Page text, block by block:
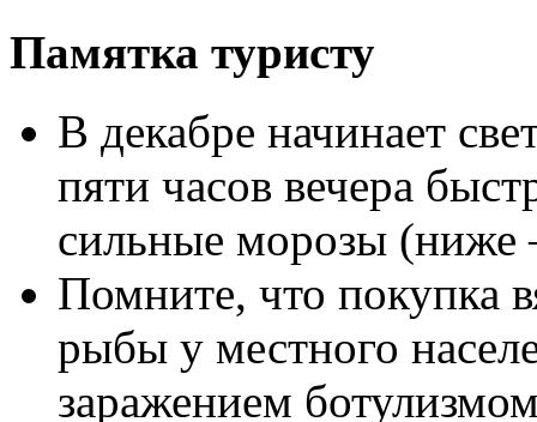
Памятка туристу
В декабре начинает
пяти часов вечера
сильные морозы (ниже
Помните, что покупка
рыбы у местного
заражением